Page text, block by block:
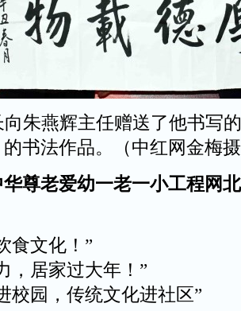
朱燕辉主任赠送了他书写
的书法作品。（中红网金梅
尊老爱幼一老一小工程网
食文化！”
，居家过大年！”
校园，传统文化进社区”